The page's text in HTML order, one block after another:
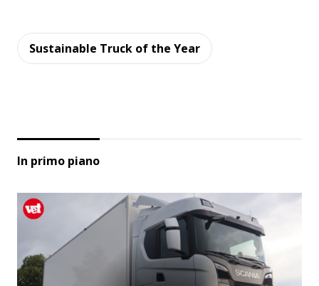
Sustainable Truck of the Year
In primo piano